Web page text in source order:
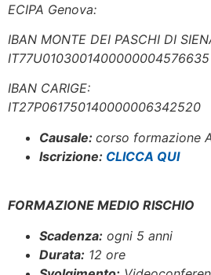
ECIPA Genova:
IBAN MONTE DEI PASCHI DI
IT77U0103001400000004576635
IBAN CARIGE:
IT27P061750140000006342520
Causale: corso formazione
Iscrizione: CLICCA QUI
FORMAZIONE MEDIO RISCHIO
Scadenza: ogni 5 anni
Durata: 12 ore